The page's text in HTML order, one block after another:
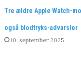
Tre ældre Apple Watch-
også blodtryks-advarsler
10. september 2025